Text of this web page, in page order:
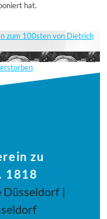
hat.
zum 100sten von Dietrich
zu
1818
Düsseldorf |